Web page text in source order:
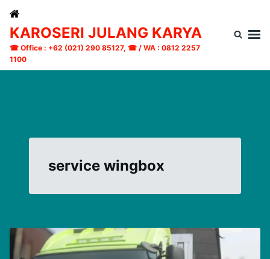
Skip
content
for:
KAROSERI JULANG KARYA
☎ Office : +62 (021) 290 85127, ☎ / WA : 0812 2257
1100
service wingbox